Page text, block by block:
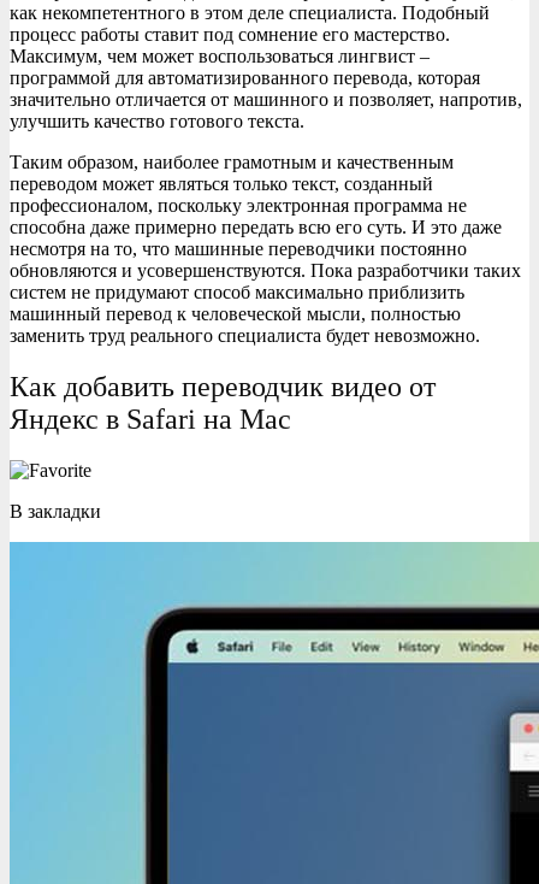
как некомпетентного в этом деле специалиста. Подобный
процесс работы ставит под сомнение его мастерство.
Максимум, чем может воспользоваться лингвист –
программой для автоматизированного перевода, которая
значительно отличается от машинного и позволяет, напротив,
улучшить качество готового текста.
Таким образом, наиболее грамотным и качественным
переводом может являться только текст, созданный
профессионалом, поскольку электронная программа не
способна даже примерно передать всю его суть. И это даже
несмотря на то, что машинные переводчики постоянно
обновляются и усовершенствуются. Пока разработчики таких
систем не придумают способ максимально приблизить
машинный перевод к человеческой мысли, полностью
заменить труд реального специалиста будет невозможно.
Как добавить переводчик видео от
Яндекс в Safari на Mac
В закладки